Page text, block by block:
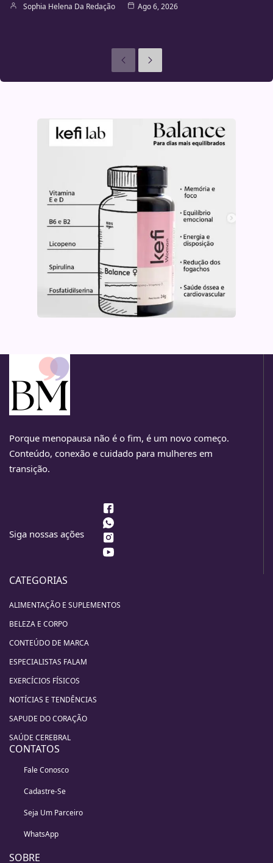
Sophia Helena Da Redação Ago 6, 2026
AnterioresSeguinte
Porque menopausa não é o fim, é um novo começo.
Conteúdo, conexão e cuidado para mulheres em
transição.
Siga nossas ações
CATEGORIAS
ALIMENTAÇÃO E SUPLEMENTOS
BELEZA E CORPO
CONTEÚDO DE MARCA
ESPECIALISTAS FALAM
EXERCÍCIOS FÍSICOS
NOTÍCIAS E TENDÊNCIAS
SAPUDE DO CORAÇÃO
SAÚDE CEREBRAL
CONTATOS
Fale Conosco
Cadastre-Se
Seja Um Parceiro
WhatsApp
SOBRE